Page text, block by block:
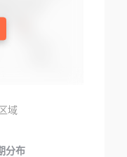
域
分布